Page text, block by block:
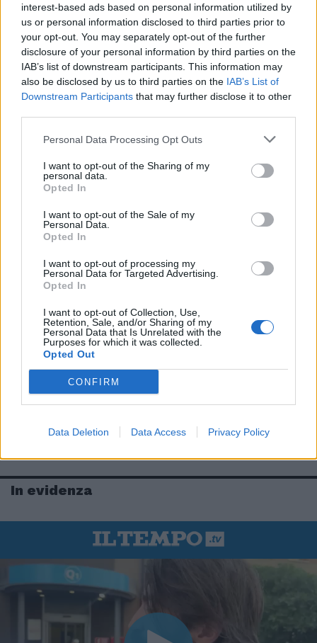
interest-based ads based on personal information utilized by
us or personal information disclosed to third parties prior to
your opt-out. You may separately opt-out of the further
disclosure of your personal information by third parties on the
IAB’s list of downstream participants. This information may
also be disclosed by us to third parties on the IAB’s List of
Downstream Participants that may further disclose it to other
Personal Data Processing Opt Outs
I want to opt-out of the Sharing of my
personal data.
Opted In
I want to opt-out of the Sale of my
Personal Data.
Opted In
I want to opt-out of processing my
Personal Data for Targeted Advertising.
Opted In
I want to opt-out of Collection, Use,
Retention, Sale, and/or Sharing of my
Personal Data that Is Unrelated with the
Purposes for which it was collected.
Opted Out
CONFIRM
Data Deletion Data Access Privacy Policy
In evidenza